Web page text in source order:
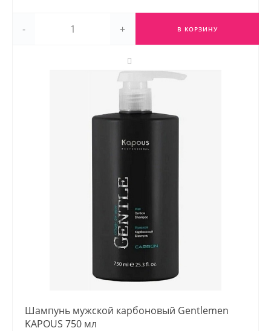
- + В КОРЗИНУ
Шампунь мужской карбоновый Gentlemen
KAPOUS 750 мл